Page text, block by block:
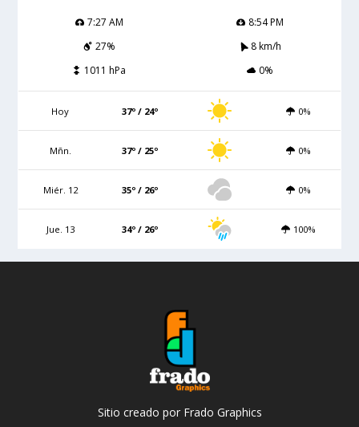
7:27 AM
8:54 PM
27%
8 km/h
1011 hPa
0%
Hoy 37º / 24º 0%
Mñn. 37º / 25º 0%
Miér. 12 35º / 26º 0%
Jue. 13 34º / 26º 100%
Sitio creado por Frado Graphics